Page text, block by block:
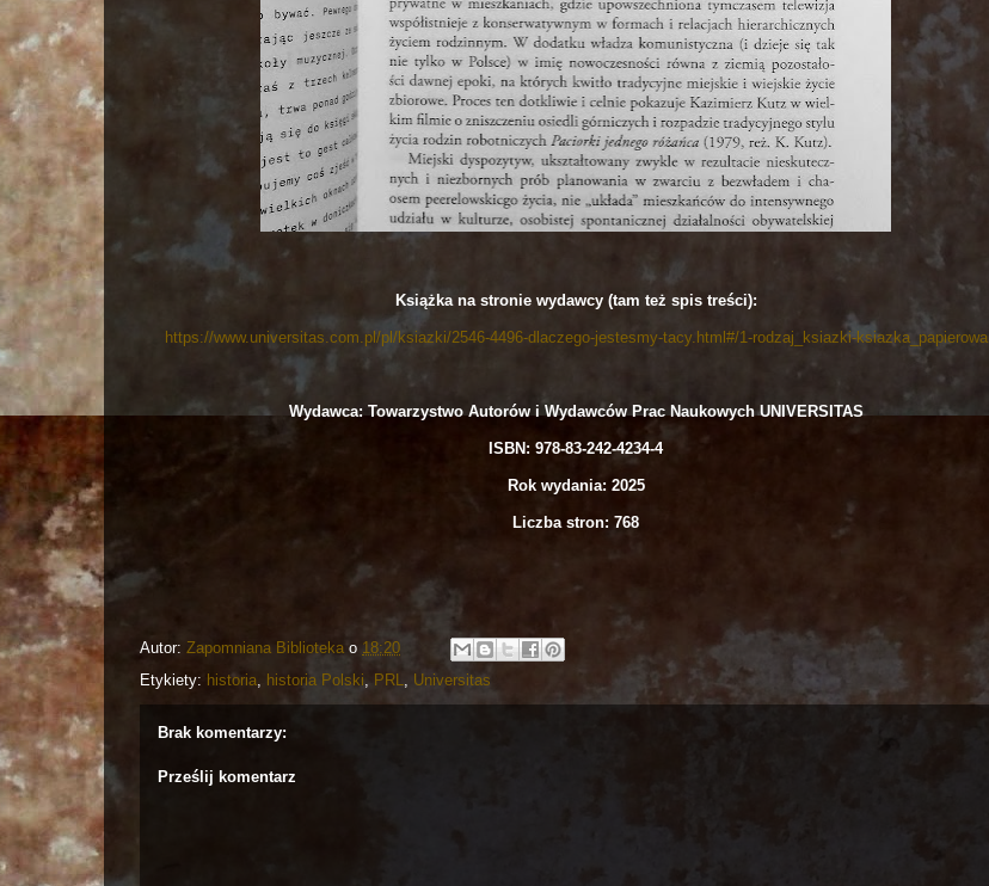
Książka na stronie wydawcy (tam też spis treści):
https://www.universitas.com.pl/pl/ksiazki/2546-4496-dlaczego-jestesmy-tacy.html#/1-rodzaj_ksiazki-ksiazka_papierowa
Wydawca: Towarzystwo Autorów i Wydawców Prac Naukowych UNIVERSITAS
ISBN: 978-83-242-4234-4
Rok wydania: 2025
Liczba stron: 768
Autor: Zapomniana Biblioteka o 18:20
Etykiety: historia historia Polski PRL Universitas
Brak komentarzy:
Prześlij komentarz